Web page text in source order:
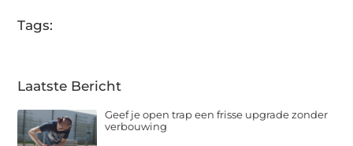
Tags:
Laatste Bericht
Geef je open trap een frisse upgrade zonder
verbouwing